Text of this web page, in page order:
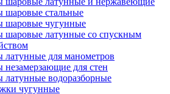
шаровые стальные
шаровые чугунные
шаровые латунные со спускным
латунные для манометров
незамерзающие для стен
латунные водоразборные
чугунные